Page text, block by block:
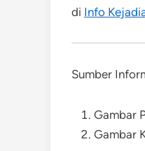
di Info
Sumber
Gambar
Gambar